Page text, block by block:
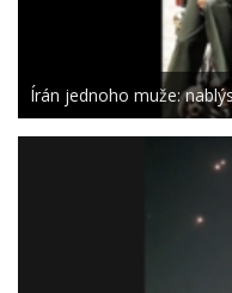
Írán jednoho muže: